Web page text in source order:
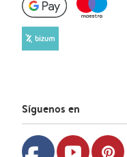
Síguenos en
youtube pinterest